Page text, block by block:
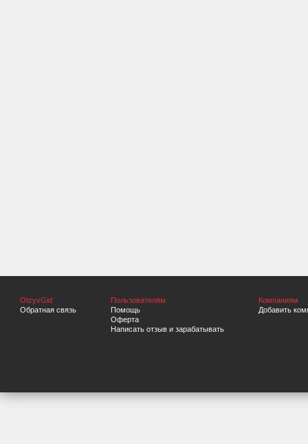
OtzyvGid
Обратная связь
Пользователям
Помощь
Оферта
Написать отзыв и зарабатывать
Компаниям
Добавить